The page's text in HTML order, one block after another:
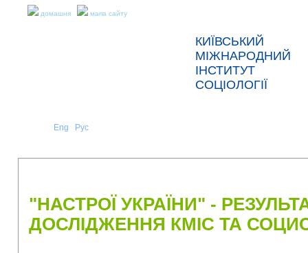
домашня мапа сайту
КИЇВСЬКИЙ
МІЖНАРОДНИЙ
ІНСТИТУТ
СОЦІОЛОГІЇ
Eng Рус
"НАСТРОЇ УКРАЇНИ" -
ДОСЛІДЖЕННЯ КМІС ТА